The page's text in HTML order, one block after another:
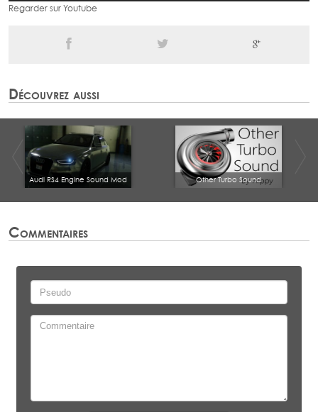
Regarder sur Youtube
Découvrez aussi
Audi RS4 Engine Sound Mod Other Turbo Sound
Commentaires